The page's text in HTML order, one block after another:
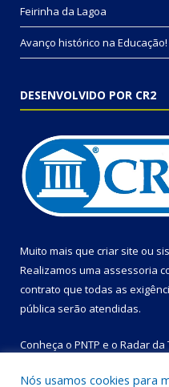
Feirinha da Lagoa
Avanço histórico na Educação!
DESENVOLVIDO POR CR2
Muito mais que criar site ou
Realizamos uma assessoria
contrato que todas as
pública serão atendidas.
Conheça o PNTP e o Radar da
Nós usamos cookies para